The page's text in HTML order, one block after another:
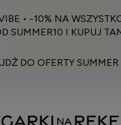
• -10% NA
SUMMER10 I KUPUJ
DO OFERTY